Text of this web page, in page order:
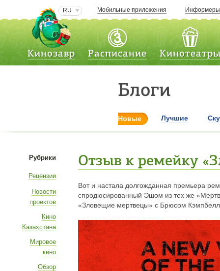
RU Мобильные приложения Информеры
Кинозавр Расписание
Блоги
Новые Лучшие
Рубрики
Рецензии
Новости
проектов
Кино
Казахстана
Мировое
кино
Обзор
Отзыв к ремейку
Вот и настала долгожданная премьера
спродюсированный Эшом из тех же
«Зловещие мертвецы» с Брюсом